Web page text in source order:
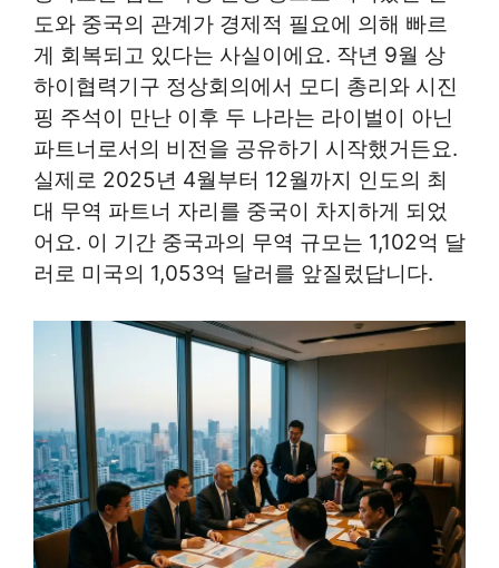
도와 중국의 관계가 경제적 필요에 의해 빠르
게 회복되고 있다는 사실이에요. 작년 9월 상
하이협력기구 정상회의에서 모디 총리와 시진
핑 주석이 만난 이후 두 나라는 라이벌이 아닌
파트너로서의 비전을 공유하기 시작했거든요.
실제로 2025년 4월부터 12월까지 인도의 최
대 무역 파트너 자리를 중국이 차지하게 되었
어요. 이 기간 중국과의 무역 규모는 1,102억 달
러로 미국의 1,053억 달러를 앞질렀답니다.